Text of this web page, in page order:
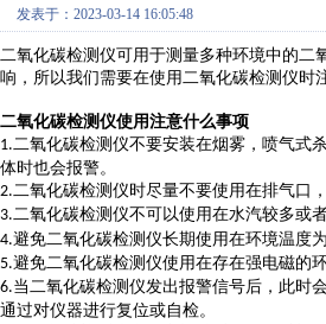
发表于：2023-03-14 16:05:48
二氧化碳检测仪可用于测量多种环境中的二
响，所以我们需要在使用二氧化碳检测仪时
二氧化碳检测仪使用注意什么事项
1.二氧化碳检测仪不要安装在烟雾 ， 喷气式
体时也会报警。
2.二氧化碳检测仪时尽量不要使用在排气口
3.二氧化碳检测仪不可以使用在水汽较多或
4.避免二氧化碳检测仪长期使用在环境温度为
5.避免二氧化碳检测仪使用在存在强电磁的
6.当二氧化碳检测仪发出报警信号后， 此时
通过对仪器进行复位或自检。